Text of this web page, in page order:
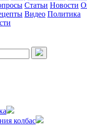
Статьи Новости
Видео Политика
колбас